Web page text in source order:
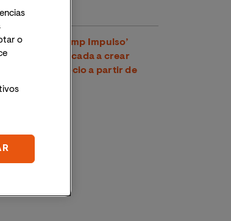
MBA de VIU
del ‘Bootcamp Impulso’
aplicada a crear
de negocio a partir de
o